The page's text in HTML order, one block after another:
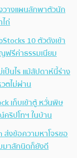
างแผนลักพาตัวนัก
ถ่
10 ตัวดังเข้า
ฟรีค่าธรรมเนียม
ป็นไร แม้สัปดาห์นี้ร่าง
ตไม่ผ่าน
เก็บเข้าตู้ หวั่นพิษ
ริปโทฯ ในบ้าน
ส่งข้อความหาโจรขอ
มาสักนิดก็ยังดี